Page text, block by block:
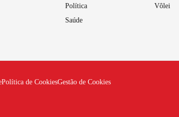
Política
Saúde
Vôlei
Política de CookiesGestão de Cookies